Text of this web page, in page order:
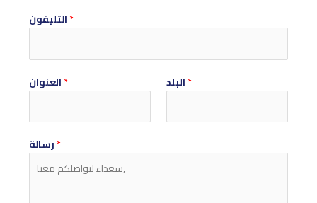
*
* *
*